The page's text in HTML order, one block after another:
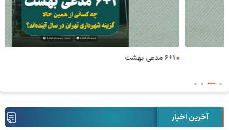
آخرین اخبار